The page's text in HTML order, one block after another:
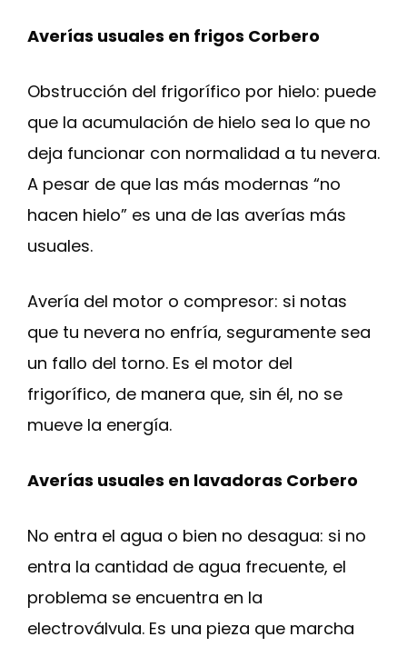
Averías usuales en frigos Corbero
Obstrucción del frigorífico por hielo: puede
que la acumulación de hielo sea lo que no
deja funcionar con normalidad a tu nevera.
A pesar de que las más modernas “no
hacen hielo” es una de las averías más
usuales.
Avería del motor o compresor: si notas
que tu nevera no enfría, seguramente sea
un fallo del torno. Es el motor del
frigorífico, de manera que, sin él, no se
mueve la energía.
Averías usuales en lavadoras Corbero
No entra el agua o bien no desagua: si no
entra la cantidad de agua frecuente, el
problema se encuentra en la
electroválvula. Es una pieza que marcha